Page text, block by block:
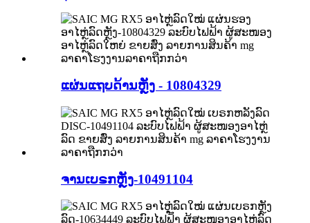
ແຜ່ນແຖບດ້ານຫຼັງ - 10804329
ຈານເບຣກຫຼັງ-10491104